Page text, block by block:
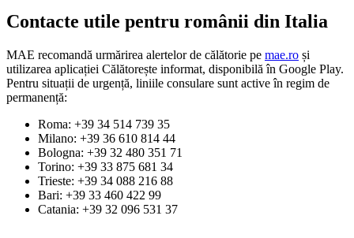
Contacte utile pentru românii din Italia
MAE recomandă urmărirea alertelor de călătorie pe mae.ro și
utilizarea aplicației Călătorește informat, disponibilă în Google Play.
Pentru situații de urgență, liniile consulare sunt active în regim de
permanență:
Roma: +39 34 514 739 35
Milano: +39 36 610 814 44
Bologna: +39 32 480 351 71
Torino: +39 33 875 681 34
Trieste: +39 34 088 216 88
Bari: +39 33 460 422 99
Catania: +39 32 096 531 37